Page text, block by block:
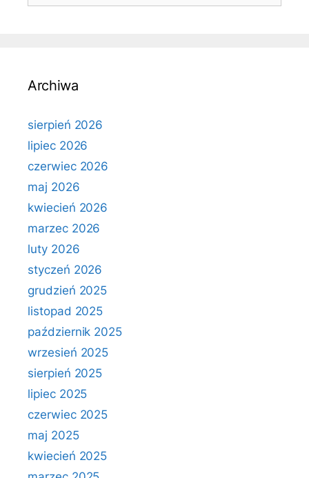
Archiwa
sierpień 2026
lipiec 2026
czerwiec 2026
maj 2026
kwiecień 2026
marzec 2026
luty 2026
styczeń 2026
grudzień 2025
listopad 2025
październik 2025
wrzesień 2025
sierpień 2025
lipiec 2025
czerwiec 2025
maj 2025
kwiecień 2025